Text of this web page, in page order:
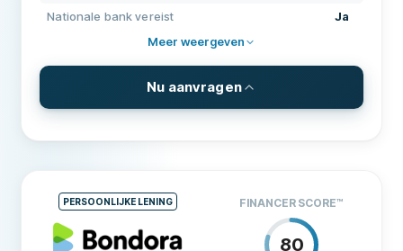
Elektronische identificatie Nee
Medeondertekenaar mogelijk
Uitbetaling in het weekend Ja
Leningsverlengingen
Nationale bank vereist
Ja
Meer weergeven
Nu aanvragen
3.9% - 11.5%
PERSOONLIJKE LENING FINANCER SCORE™
80